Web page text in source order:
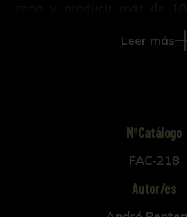
divididas en diferentes
Leer más
NºCatálogo
FAC-218
Autor/es